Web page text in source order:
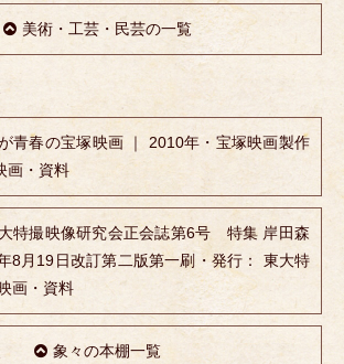
美術・工芸・民芸の一覧
青春の宝塚映画 ｜ 2010年・宝塚映画製作
画・資料
特撮映像研究会正会誌第6号 特集 岸田森
8月19日改訂第二版第一刷・発行： 東大特
画・資料
象々の本棚一覧